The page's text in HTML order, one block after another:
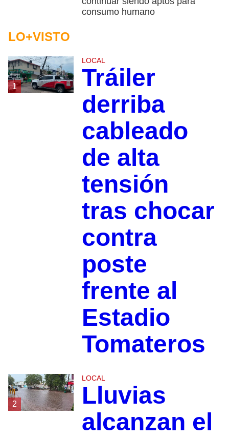
consumo humano
LO+VISTO
1
LOCAL
Tráiler
derriba
cableado
de alta
tensión
tras chocar
contra
poste
frente al
Estadio
Tomateros
2
LOCAL
Lluvias
alcanzan el